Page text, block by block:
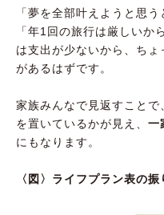
「夢を全部叶えようと思
「年1回の旅行は厳しいか
は支出が少ないから、ち
があるはずです。
家族みんなで見返すことで
を置いているかが見え、 一
にもなります。
〈図〉ライフプラン表の振